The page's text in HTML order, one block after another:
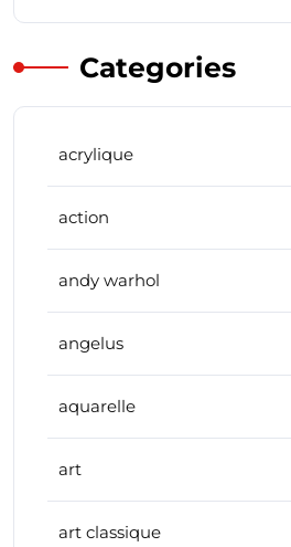
Categories
acrylique
action
andy warhol
angelus
aquarelle
art
art classique